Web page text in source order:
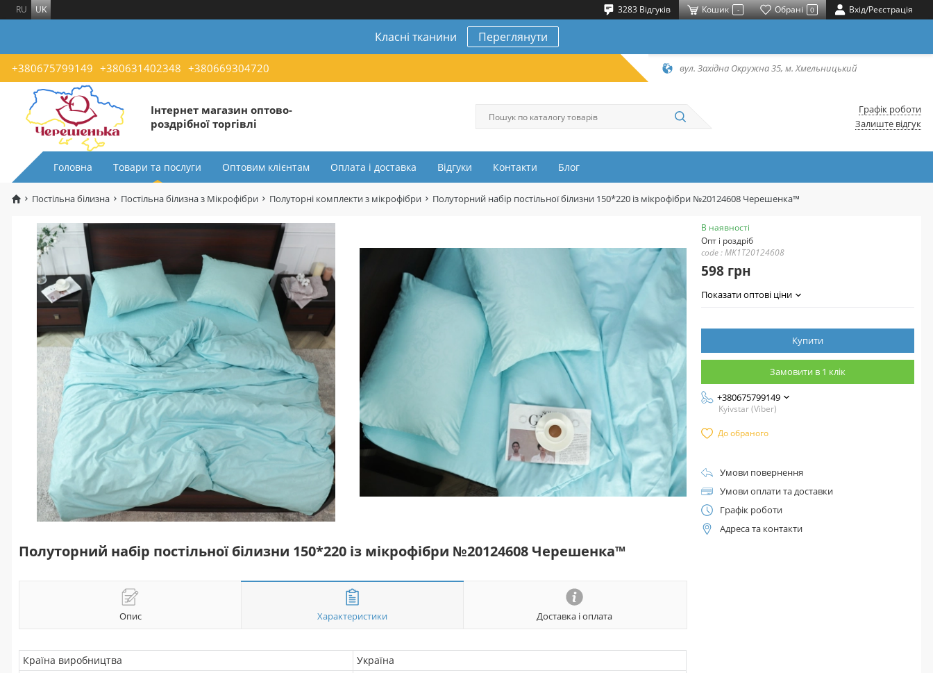
RU UK 3283 Відгуків Кошик - Обрані 0 Вхід/Реєстрація
Класні тканини Переглянути
+380675799149 +380631402348 +380669304720 вул. Західна Окружна 35, м. Хмельницький
Інтернет магазин оптово-
роздрібної торгівлі
Графік роботи
Залиште відгук
Головна Товари та послуги Оптовим клієнтам Оплата і доставка Відгуки Контакти Блог
Постільна білизна Постільна білизна з Мікрофібри Полуторні комплекти з мікрофібри Полуторний набір постільної білизни 150*220 із мікрофібри №20124608 Черешенка™
Полуторний набір постільної білизни 150*220 із мікрофібри №20124608 Черешенка™
Опис Характеристики Доставка і оплата
Країна виробництва
Україна
В наявності
Опт і роздріб
code : MK1T20124608
598 грн
Показати оптові ціни
Купити
Замовити в 1 клік
+380675799149
Kyivstar (Viber)
До обраного
Умови повернення
Умови оплати та доставки
Графік роботи
Адреса та контакти